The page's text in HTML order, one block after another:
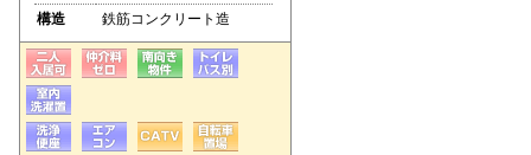
構造
鉄筋コンクリート造